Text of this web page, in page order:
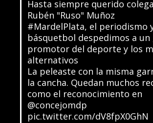
Hasta siempre querido
Rubén "Ruso" Muñoz
#MardelPlata, el periodismo
básquetbol despedimos a un
promotor del deporte y los
alternativos
La peleaste con la misma
la cancha. Quedan muchos
como el reconocimiento en
@concejomdp
pic.twitter.com/dV8fpX0GhN